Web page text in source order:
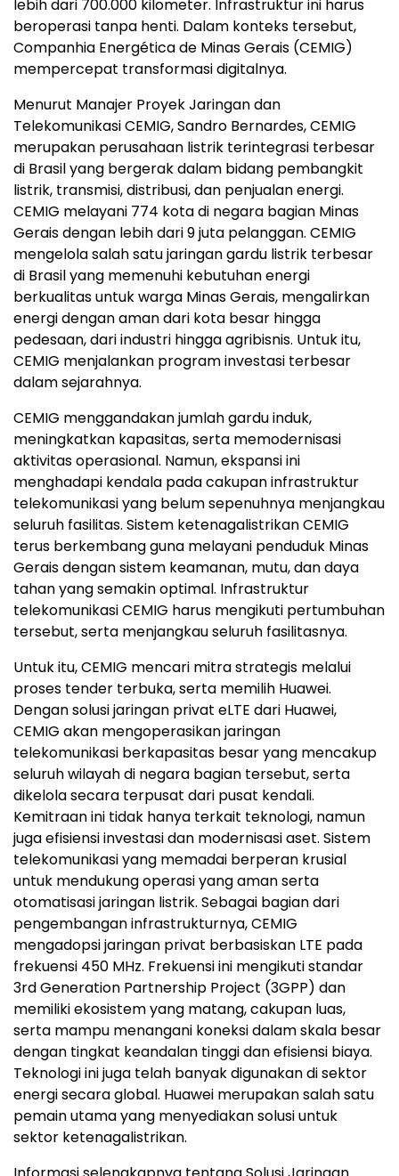
lebih dari 700.000 kilometer. Infrastruktur ini harus
beroperasi tanpa henti. Dalam konteks tersebut,
Companhia Energética de Minas Gerais (CEMIG)
mempercepat transformasi digitalnya.
Menurut Manajer Proyek Jaringan dan
Telekomunikasi CEMIG, Sandro Bernardes, CEMIG
merupakan perusahaan listrik terintegrasi terbesar
di Brasil yang bergerak dalam bidang pembangkit
listrik, transmisi, distribusi, dan penjualan energi.
CEMIG melayani 774 kota di negara bagian Minas
Gerais dengan lebih dari 9 juta pelanggan. CEMIG
mengelola salah satu jaringan gardu listrik terbesar
di Brasil yang memenuhi kebutuhan energi
berkualitas untuk warga Minas Gerais, mengalirkan
energi dengan aman dari kota besar hingga
pedesaan, dari industri hingga agribisnis. Untuk itu,
CEMIG menjalankan program investasi terbesar
dalam sejarahnya.
CEMIG menggandakan jumlah gardu induk,
meningkatkan kapasitas, serta memodernisasi
aktivitas operasional. Namun, ekspansi ini
menghadapi kendala pada cakupan infrastruktur
telekomunikasi yang belum sepenuhnya menjangkau
seluruh fasilitas. Sistem ketenagalistrikan CEMIG
terus berkembang guna melayani penduduk Minas
Gerais dengan sistem keamanan, mutu, dan daya
tahan yang semakin optimal. Infrastruktur
telekomunikasi CEMIG harus mengikuti pertumbuhan
tersebut, serta menjangkau seluruh fasilitasnya.
Untuk itu, CEMIG mencari mitra strategis melalui
proses tender terbuka, serta memilih Huawei.
Dengan solusi jaringan privat eLTE dari Huawei,
CEMIG akan mengoperasikan jaringan
telekomunikasi berkapasitas besar yang mencakup
seluruh wilayah di negara bagian tersebut, serta
dikelola secara terpusat dari pusat kendali.
Kemitraan ini tidak hanya terkait teknologi, namun
juga efisiensi investasi dan modernisasi aset. Sistem
telekomunikasi yang memadai berperan krusial
untuk mendukung operasi yang aman serta
otomatisasi jaringan listrik. Sebagai bagian dari
pengembangan infrastrukturnya, CEMIG
mengadopsi jaringan privat berbasiskan LTE pada
frekuensi 450 MHz. Frekuensi ini mengikuti standar
3rd Generation Partnership Project (3GPP) dan
memiliki ekosistem yang matang, cakupan luas,
serta mampu menangani koneksi dalam skala besar
dengan tingkat keandalan tinggi dan efisiensi biaya.
Teknologi ini juga telah banyak digunakan di sektor
energi secara global. Huawei merupakan salah satu
pemain utama yang menyediakan solusi untuk
sektor ketenagalistrikan.